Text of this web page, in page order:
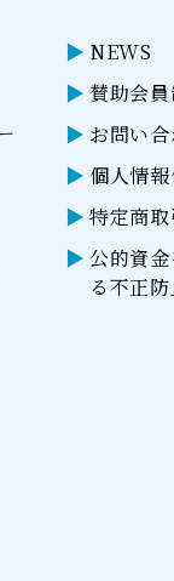
NEWS
賛助会
お問い
個人情
特定商
公的資
る不正